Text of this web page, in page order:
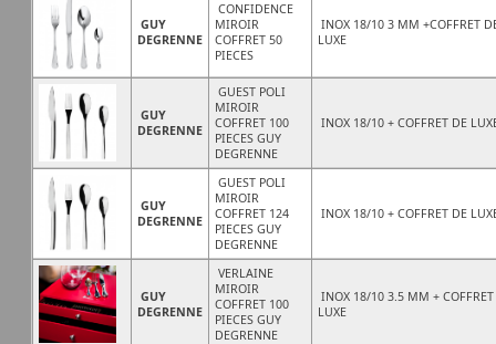
GUY
DEGRENNE
CONFIDENCE
MIROIR
COFFRET 50
PIECES
INOX 18/10 3 MM +COFFRET
LUXE
GUY
DEGRENNE
GUEST POLI
MIROIR
COFFRET 100
PIECES GUY
DEGRENNE
INOX 18/10 + COFFRET DE
GUY
DEGRENNE
GUEST POLI
MIROIR
COFFRET 124
PIECES GUY
DEGRENNE
INOX 18/10 + COFFRET DE
GUY
DEGRENNE
VERLAINE
MIROIR
COFFRET 100
PIECES GUY
DEGRENNE
INOX 18/10 3.5 MM + COFFRET
LUXE